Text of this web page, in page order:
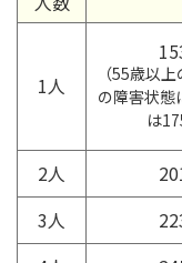
1人 （55歳以
の障害状態
は
2人
3人